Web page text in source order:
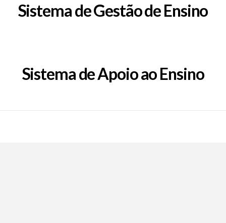
Sistema de Gestão de Ensino
Sistema de Apoio ao Ensino